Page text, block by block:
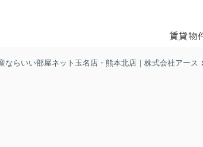
賃貸物
らいい部屋ネット玉名店・熊本北店｜株式会社アース